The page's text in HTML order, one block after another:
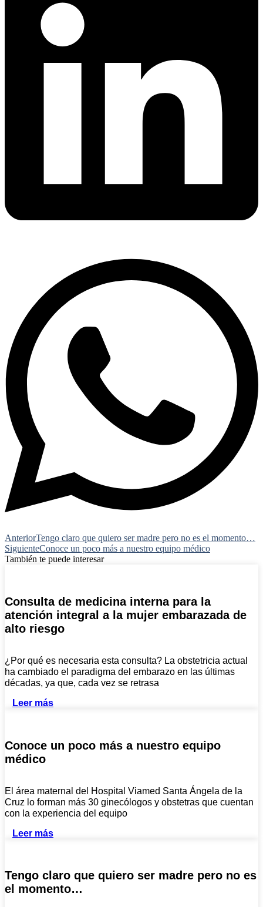
AnteriorTengo claro que quiero ser madre pero no es el momento…
SiguienteConoce un poco más a nuestro equipo médico
También te puede interesar
Consulta de medicina interna para la
atención integral a la mujer embarazada de
alto riesgo
¿Por qué es necesaria esta consulta? La obstetricia actual
ha cambiado el paradigma del embarazo en las últimas
décadas, ya que, cada vez se retrasa
Leer más
Conoce un poco más a nuestro equipo
médico
El área maternal del Hospital Viamed Santa Ángela de la
Cruz lo forman más 30 ginecólogos y obstetras que cuentan
con la experiencia del equipo
Leer más
Tengo claro que quiero ser madre pero no es
el momento…